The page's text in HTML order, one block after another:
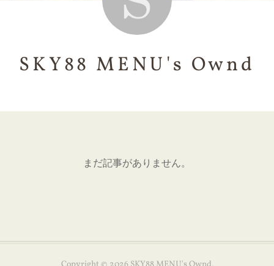
SKY88 MENU's Ownd
まだ記事がありません。